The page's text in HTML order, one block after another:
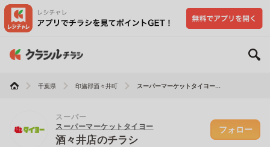
千葉県 印旛郡酒々井町 スーパーマーケットタイヨー...
スーパー
スーパーマーケットタイヨー
酒々井店のチラシ
フォロー